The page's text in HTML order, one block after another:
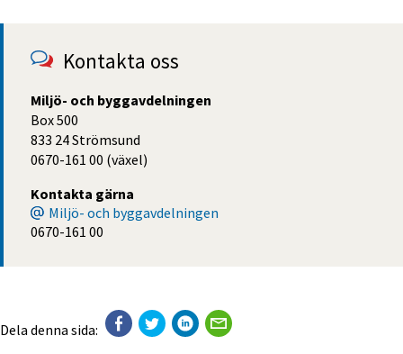
Kontakta oss
Miljö- och byggavdelningen
Box 500
833 24 Strömsund
0670-161 00 (växel)
Kontakta gärna
Miljö- och byggavdelningen
0670-161 00
Dela denna sida: